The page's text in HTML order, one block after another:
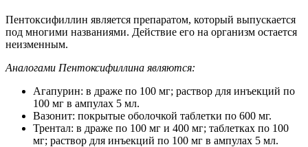
Пентоксифиллин является препаратом, который выпускается
под многими названиями. Действие его на организм остается
неизменным.
Аналогами Пентоксифиллина являются:
Агапурин: в драже по 100 мг; раствор для инъекций по
100 мг в ампулах 5 мл.
Вазонит: покрытые оболочкой таблетки по 600 мг.
Трентал: в драже по 100 мг и 400 мг; таблетках по 100
мг; раствор для инъекций по 100 мг в ампулах 5 мл.